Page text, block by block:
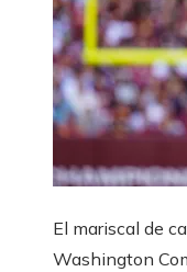
El mariscal de
Washington